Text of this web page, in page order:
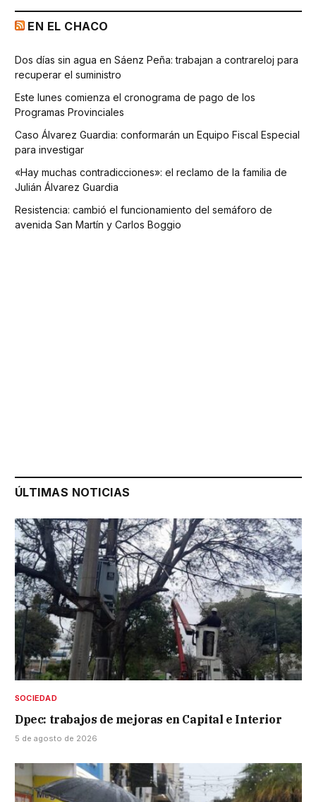
EN EL CHACO
Dos días sin agua en Sáenz Peña: trabajan a contrareloj para
recuperar el suministro
Este lunes comienza el cronograma de pago de los
Programas Provinciales
Caso Álvarez Guardia: conformarán un Equipo Fiscal Especial
para investigar
«Hay muchas contradicciones»: el reclamo de la familia de
Julián Álvarez Guardia
Resistencia: cambió el funcionamiento del semáforo de
avenida San Martín y Carlos Boggio
ÚLTIMAS NOTICIAS
SOCIEDAD
Dpec: trabajos de mejoras en Capital e Interior
5 de agosto de 2026